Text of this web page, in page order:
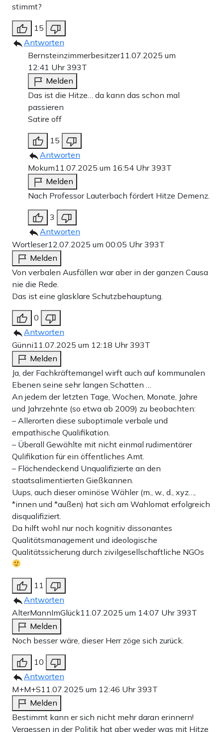
stimmt?
15
Antworten
Bernsteinzimmerbesitzer11.07.2025 um
12:41 Uhr393T
Melden
Das ist die Hitze… da kann das schon mal
passieren
Satire off
15
Antworten
Mokum11.07.2025 um 16:54 Uhr393T
Melden
Nach Professor Lauterbach fördert Hitze Demenz.
3
Antworten
Wortleser12.07.2025 um 00:05 Uhr393T
Melden
Von verbalen Ausfällen war aber in der ganzen Causa
nie die Rede.
Das ist eine glasklare Schutzbehauptung.
0
Antworten
Günni11.07.2025 um 12:18 Uhr393T
Melden
Ja, der Fachkräftemangel wirft auch auf kommunalen
Ebenen seine sehr langen Schatten …
An jedem der letzten Tage, Wochen, Monate, Jahre
und Jahrzehnte (so etwa ab 2009) zu beobachten:
– Allerorten diese suboptimale verbale und
empathische Qualifikation.
– Überall Gewählte mit nicht einmal rudimentärer
Qulifikation für ein öffentliches Amt.
– Flächendeckend Unqualifizierte an den
staatsalimentierten Gießkannen.
Uups, auch dieser ominöse Wähler (m., w., d., xyz…,
*innen und *außen) hat sich am Wahlomat erfolgreich
disqualifiziert.
Da hilft wohl nur noch kognitiv dissonantes
Qualitätsmanagement und ideologische
Qualitätssicherung durch zivilgesellschaftliche NGOs
11
Antworten
AlterMannImGlück11.07.2025 um 14:07 Uhr393T
Melden
Noch besser wäre, dieser Herr zöge sich zurück.
10
Antworten
M+M+S11.07.2025 um 12:46 Uhr393T
Melden
Bestimmt kann er sich nicht mehr daran erinnern!
Vergessen in der Politik hat aber weder was mit Hitze